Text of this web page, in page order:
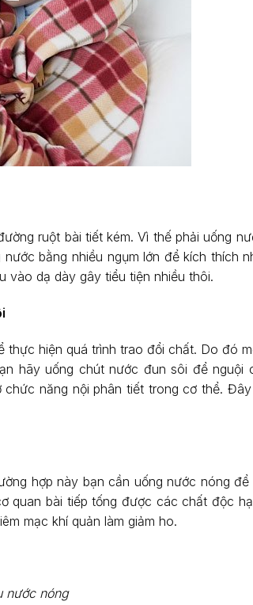
ruột bài tiết kém. Vì thế phải uống
bằng nhiều ngụm lớn để kích thích
vào dạ dày gây tiểu tiện nhiều thôi.
thực hiện quá trình trao đổi chất. Do đó
hãy uống chút nước đun sôi để nguội
năng nội phân tiết trong cơ thể.
hợp này bạn cần uống nước nóng để
quan bài tiếp tống được các chất độc
mạc khí quản làm giảm ho.
nước nóng